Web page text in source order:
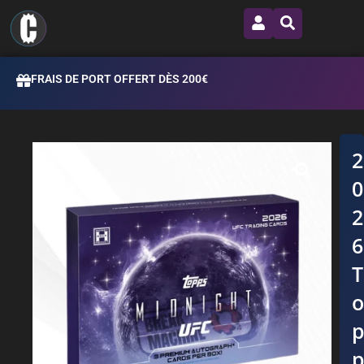
FRAIS DE PORT OFFERT DÈS 200€
2
0
2
6
T